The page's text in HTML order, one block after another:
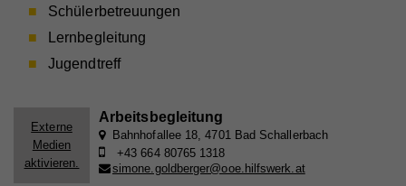
Schülerbetreuungen
Lernbegleitung
Jugendtreff
Externe
Medien
aktivieren.
Arbeitsbegleitung
Bahnhofallee 18, 4701 Bad Schallerbach
+43 664 80765 1318
simone.goldberger@ooe.hilfswerk.at